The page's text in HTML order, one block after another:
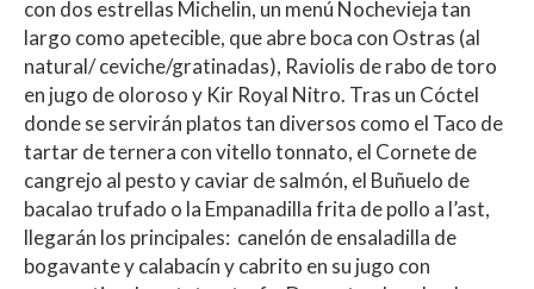
con dos estrellas Michelin, un menú Nochevieja tan
largo como apetecible, que abre boca con Ostras (al
natural/ ceviche/gratinadas), Raviolis de rabo de toro
en jugo de oloroso y Kir Royal Nitro. Tras un Cóctel
donde se servirán platos tan diversos como el Taco de
tartar de ternera con vitello tonnato, el Cornete de
cangrejo al pesto y caviar de salmón, el Buñuelo de
bacalao trufado o la Empanadilla frita de pollo a l’ast,
llegarán los principales: canelón de ensaladilla de
bogavante y calabacín y cabrito en su jugo con